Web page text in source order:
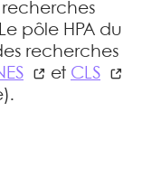
pôle HPA du
recherches
et CLS